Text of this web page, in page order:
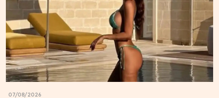
07/08/2026